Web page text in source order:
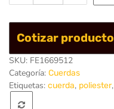
Trenzada
16mm
Cotizar producto
SKU: FE1669512
Categoría: Cuerdas
Etiquetas: cuerda, poliester,